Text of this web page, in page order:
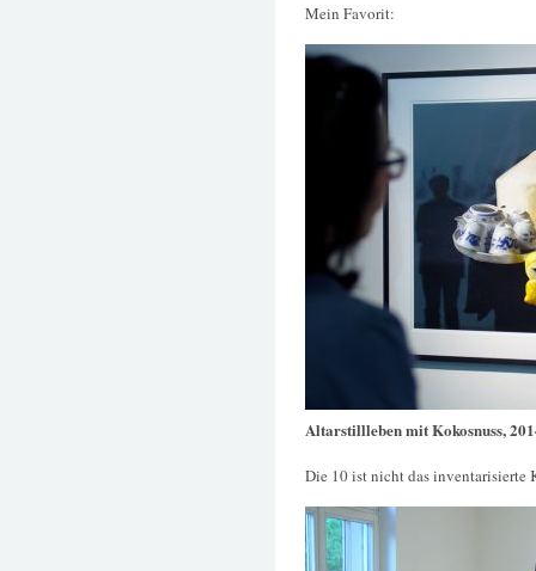
Mein Favorit:
Altarstillleben mit Kokosnuss,
Die 10 ist nicht das inventarisierte